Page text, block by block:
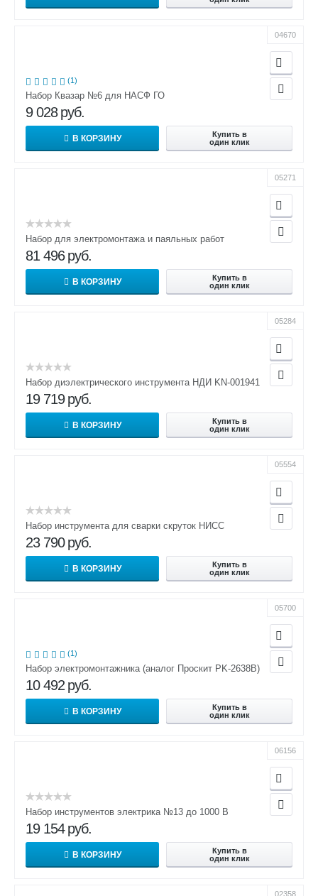
04670
(1)
Набор Квазар №6 для НАСФ ГО
9 028 руб.
В КОРЗИНУ
Купить в
один клик
05271
Набор для электромонтажа и паяльных работ
81 496 руб.
В КОРЗИНУ
Купить в
один клик
05284
Набор диэлектрического инструмента НДИ KN-001941
19 719 руб.
В КОРЗИНУ
Купить в
один клик
05554
Набор инструмента для сварки скруток НИСС
23 790 руб.
В КОРЗИНУ
Купить в
один клик
05700
(1)
Набор электромонтажника (аналог Проскит PK-2638B)
10 492 руб.
В КОРЗИНУ
Купить в
один клик
06156
Набор инструментов электрика №13 до 1000 В
19 154 руб.
В КОРЗИНУ
Купить в
один клик
02358